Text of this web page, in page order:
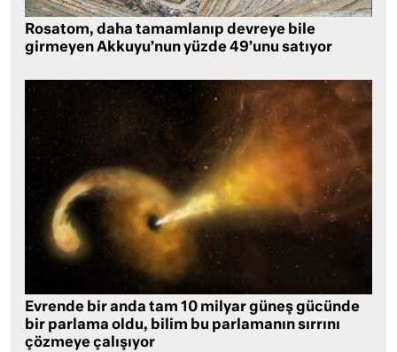
Rosatom, daha tamamlanıp devreye bile
girmeyen Akkuyu’nun yüzde 49’unu satıyor
Evrende bir anda tam 10 milyar güneş gücünde
bir parlama oldu, bilim bu parlamanın sırrını
çözmeye çalışıyor